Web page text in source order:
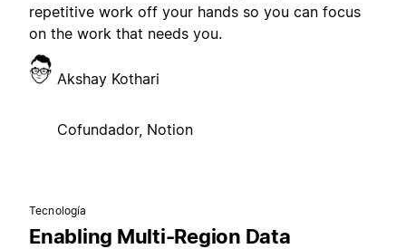
repetitive work off your hands so you can focus
on the work that needs you.
Akshay Kothari
Cofundador, Notion
Tecnología
Enabling Multi-Region Data